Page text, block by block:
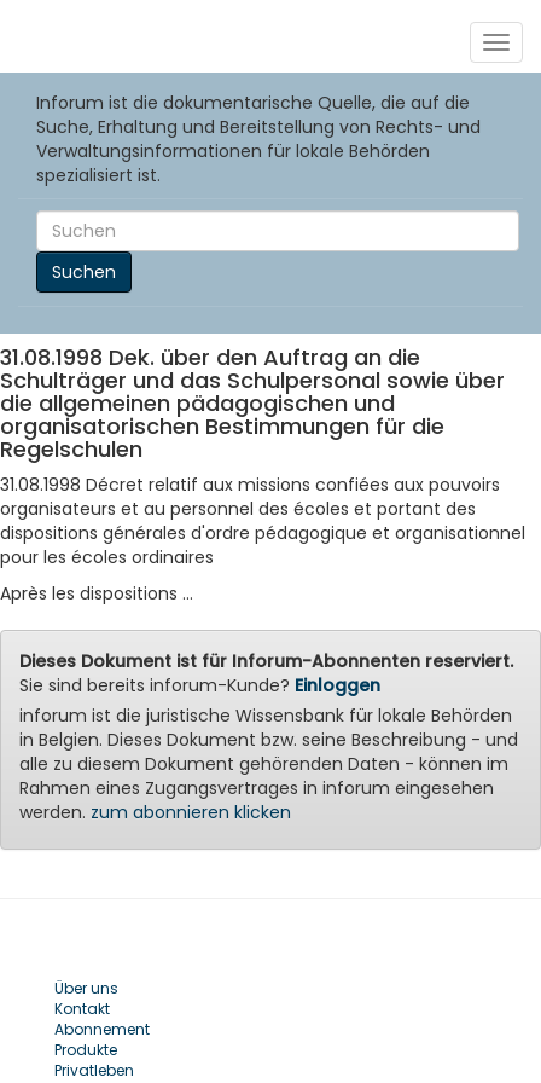
Inforum ist die dokumentarische Quelle, die auf die
Suche, Erhaltung und Bereitstellung von Rechts- und
Verwaltungsinformationen für lokale Behörden
spezialisiert ist.
Suchen
31.08.1998 Dek. über den Auftrag an die
Schulträger und das Schulpersonal sowie über
die allgemeinen pädagogischen und
organisatorischen Bestimmungen für die
Regelschulen
31.08.1998 Décret relatif aux missions confiées aux pouvoirs
organisateurs et au personnel des écoles et portant des
dispositions générales d'ordre pédagogique et organisationnel
pour les écoles ordinaires
Après les dispositions ...
Dieses Dokument ist für Inforum-Abonnenten reserviert.
Sie sind bereits inforum-Kunde? Einloggen
inforum ist die juristische Wissensbank für lokale Behörden
in Belgien. Dieses Dokument bzw. seine Beschreibung - und
alle zu diesem Dokument gehörenden Daten - können im
Rahmen eines Zugangsvertrages in inforum eingesehen
werden. zum abonnieren klicken
Über uns
Kontakt
Abonnement
Produkte
Privatleben